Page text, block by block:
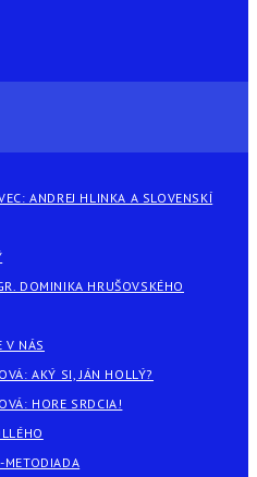
ANDREJ HLINKA A SLOVENSKÍ
DOMINIKA HRUŠOVSKÉHO
V NÁS
AKÝ SI, JÁN HOLLÝ?
HORE SRDCIA!
METODIADA